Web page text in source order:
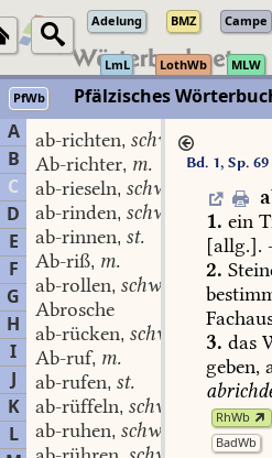
Adelung BMZ Campe
LmL LothWb MLW
PfWb
Pfälzisches
A
B
C
D
E
F
G
H
I
J
K
L
ab-richten, schw.
Ab-richter, m.
ab-rieseln, schw.
ab-rinden, schw.
ab-rinnen, st.
Ab-riß, m.
ab-rollen, schw.
Abrosche
ab-rücken, schw.
Ab-ruf, m.
ab-rufen, st.
ab-rüffeln, schw.
ab-ruhen, schw.
Bd. 1, Sp. 69
1. ein
[allg.].
2.
3. das
geben,
RhWb
BadWb